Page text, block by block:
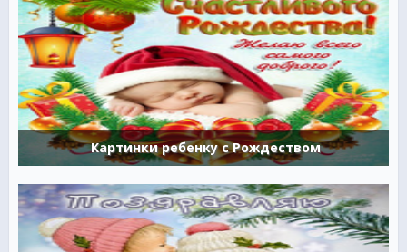
Картинки ребенку с Рождеством